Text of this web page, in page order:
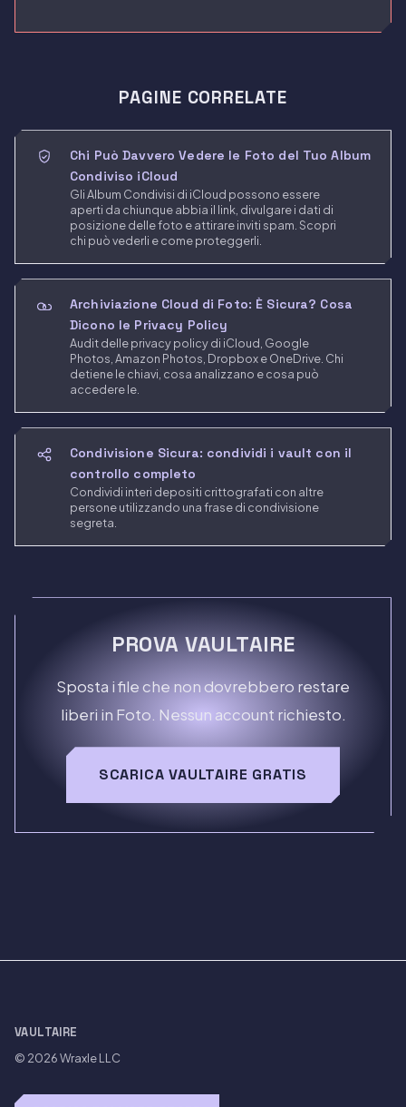
PAGINE CORRELATE
Chi Può Davvero Vedere le Foto del Tuo Album
Condiviso iCloud
Gli Album Condivisi di iCloud possono essere
aperti da chiunque abbia il link, divulgare i dati di
posizione delle foto e attirare inviti spam. Scopri
chi può vederli e come proteggerli.
Archiviazione Cloud di Foto: È Sicura? Cosa
Dicono le Privacy Policy
Audit delle privacy policy di iCloud, Google
Photos, Amazon Photos, Dropbox e OneDrive. Chi
detiene le chiavi, cosa analizzano e cosa può
accedere le.
Condivisione Sicura: condividi i vault con il
controllo completo
Condividi interi depositi crittografati con altre
persone utilizzando una frase di condivisione
segreta.
PROVA VAULTAIRE
Sposta i file che non dovrebbero restare
liberi in Foto. Nessun account richiesto.
SCARICA VAULTAIRE GRATIS
VAULTAIRE
© 2026Wraxle LLC